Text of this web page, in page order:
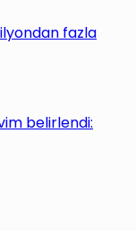
fazla
belirlendi: